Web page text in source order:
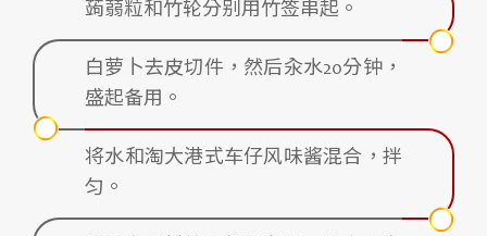
蒟蒻粒和竹轮分别用竹签串起。
白萝卜去皮切件，然后汆水20分钟，
盛起备用。
将水和淘大港式车仔风味酱混合，拌
匀。